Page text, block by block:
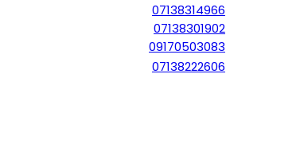
07138314966
07138301902
09170503083
07138222606